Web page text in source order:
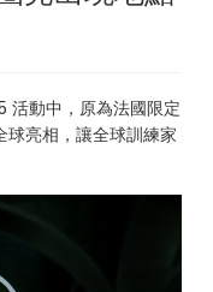
動中，原為法國限定
球亮相，讓全球訓練家